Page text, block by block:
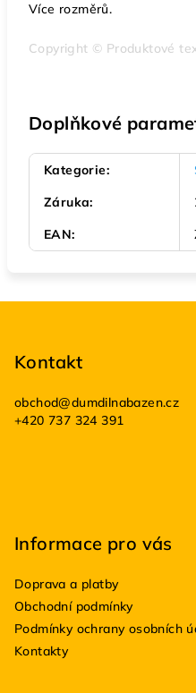
Více rozměrů.
Copyright © Produktové
Doplňkové
Kategorie:
Záruka:
EAN:
Kontakt
obchod@dumdilnabazen.cz
+420 737 324 391
Informace pro vás
Doprava a platby
Obchodní podmínky
Podmínky ochrany osobních
Kontakty